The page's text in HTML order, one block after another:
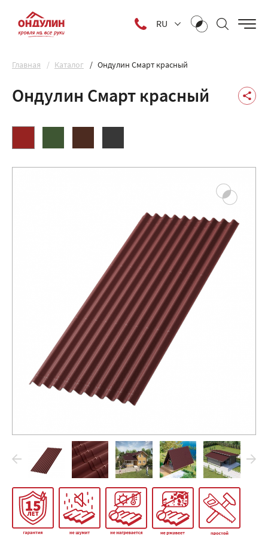
RU
Главная Каталог Ондулин Смарт красный
Ондулин Смарт красный